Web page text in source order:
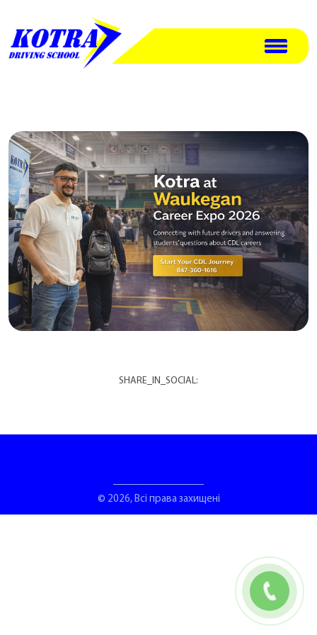
SHARE_IN_SOCIAL:
© 2026, Всі права захищені